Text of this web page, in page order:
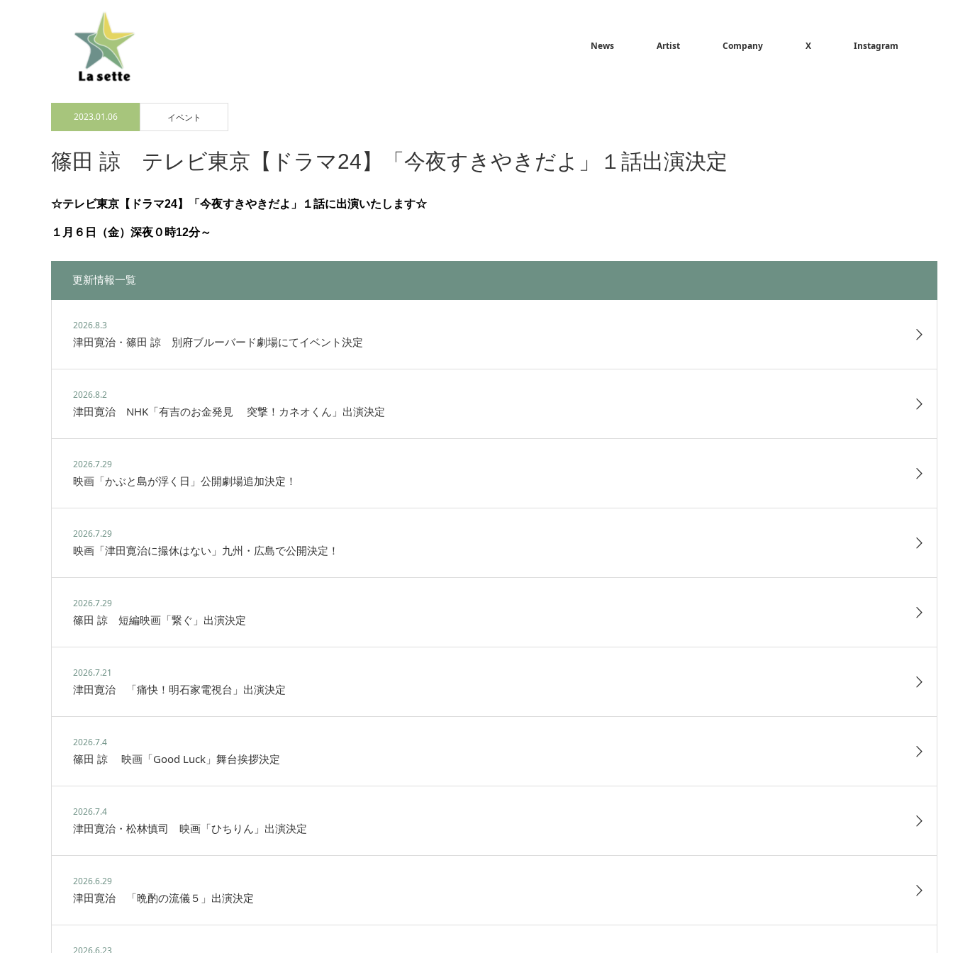
News Artist Company X Instagram
2023.01.06 イベント
篠田 諒 テレビ東京【ドラマ24】「今夜すきやきだよ」１話出演決定
☆テレビ東京【ドラマ24】「今夜すきやきだよ」１話に出演いたします☆
１月６日（金）深夜０時12分～
更新情報一覧
2026.8.3
津田寛治・篠田 諒 別府ブルーバード劇場にてイベント決定
2026.8.2
津田寛治 NHK「有吉のお金発見 突撃！カネオくん」出演決定
2026.7.29
映画「かぶと島が浮く日」公開劇場追加決定！
2026.7.29
映画「津田寛治に撮休はない」九州・広島で公開決定！
2026.7.29
篠田 諒 短編映画「繋ぐ」出演決定
2026.7.21
津田寛治 「痛快！明石家電視台」出演決定
2026.7.4
篠田 諒 映画「Good Luck」舞台挨拶決定
2026.7.4
津田寛治・松林慎司 映画「ひちりん」出演決定
2026.6.29
津田寛治 「晩酌の流儀５」出演決定
2026.6.23